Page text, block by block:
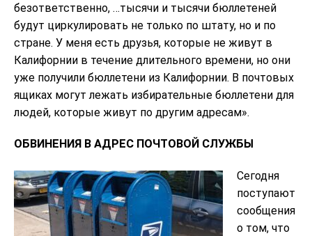
безответственно, …тысячи и тысячи бюллетеней
будут циркулировать не только по штату, но и по
стране. У меня есть друзья, которые не живут в
Калифорнии в течение длительного времени, но они
уже получили бюллетени из Калифорнии. В почтовых
ящиках могут лежать избирательные бюллетени для
людей, которые живут по другим адресам».
ОБВИНЕНИЯ В АДРЕС ПОЧТОВОЙ СЛУЖБЫ
Сегодня
поступают
сообщения
о том, что